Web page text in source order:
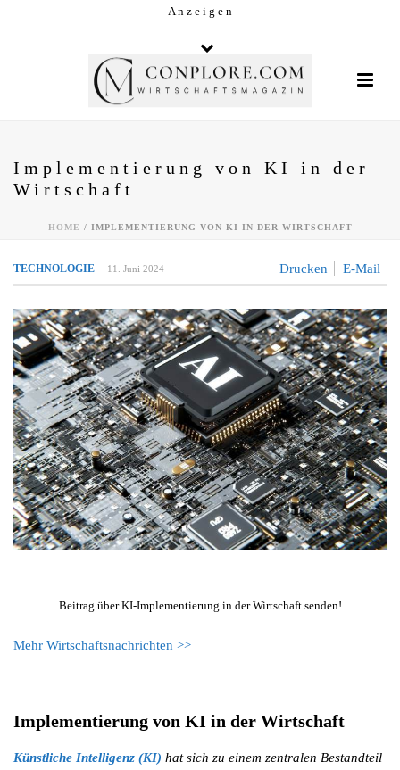
A n z e i g e n
Implementierung von KI in der
Wirtschaft
HOME / IMPLEMENTIERUNG VON KI IN DER WIRTSCHAFT
Drucken E-Mail
TECHNOLOGIE 11. Juni 2024
Beitrag über KI-Implementierung in der Wirtschaft senden!
Mehr Wirtschaftsnachrichten >>
Implementierung von KI in der Wirtschaft
Künstliche Intelligenz (KI) hat sich zu einem zentralen Bestandteil